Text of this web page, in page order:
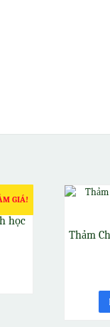
GIÁ!
học
Thảm